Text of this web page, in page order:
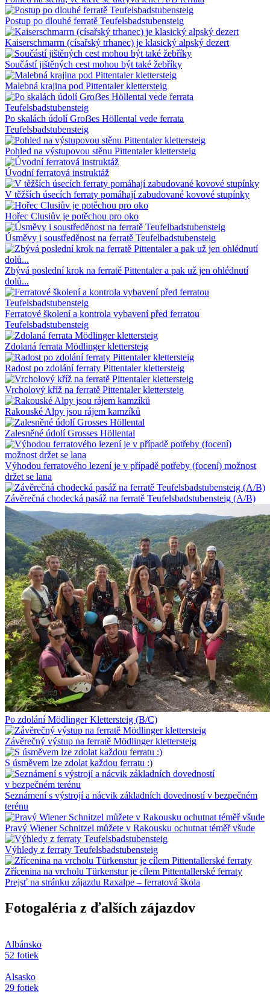
Postup po dlouhé ferratě Teufelsbadstubensteig
Kaiserschmarrn (císařský trhanec) je klasický alpský dezert
Součástí jištěných cest mohou být také žebříky
Malebná krajina pod Pittentaler klettersteig
Po skalách údolí Groẞes Höllental vede ferrata
Teufelsbadstubensteig
Pohled na výstupovou stěnu Pittentaler klettersteig
Úvodní ferratová instruktáž
V těžších úsecích ferraty pomáhají zabudované kovové stupínky
Hořec Clusiův je potěchou pro oko
Úsměvy i soustředěnost na ferratě Teufelbadstubensteig
Zbývá poslední krok na ferratě Pittentaler a pak už jen ohlédnutí
dolů...
Ferratové školení a kontrola vybavení před ferratou
Teufelsbadstubensteig
Zdolaná ferrata Mödlinger klettersteig
Radost po zdolání ferraty Pittentaler klettersteig
Vrcholový kříž na ferratě Pittentaler klettersteig
Rakouské Alpy jsou rájem kamzíků
Zalesněné údolí Grosses Höllental
Výhodou ferratového lezení je v případě potřeby (focení) možnost
držet se lana
Závěrečná chodecká pasáž na ferratě Teufelsbadstubensteig (A/B)
Po zdolání Mödlinger Klettersteig (B/C)
Závěrečný výstup na ferratě Mödlinger klettersteig
S úsměvem lze zdolat každou ferratu :)
Seznámení s výstrojí a nácvik základních dovedností v bezpečném
terénu
Pravý Wiener Schnitzel můžete v Rakousku ochutnat téměř všude
Výhledy z ferraty Teufelsbadstubensteig
Zřícenina na vrcholu Türkenstur je cílem Pittentallerské ferraty
Prejsť na stránku zájazdu Raxalpe – ferratová škola
Fotogaléria z ďalších zájazdov
Albánsko
52 fotiek
Alsasko
29 fotiek